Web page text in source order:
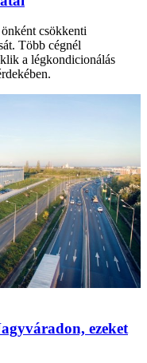
csökkenti
Több cégnél
a légkondicionálás
ezeket